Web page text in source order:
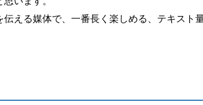
伝える媒体で、一番長く楽しめる、テキスト